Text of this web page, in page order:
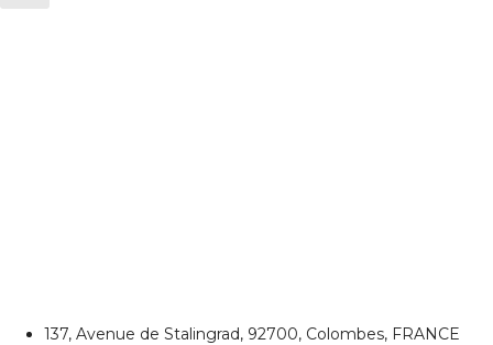
137, Avenue de Stalingrad, 92700, Colombes, FRANCE